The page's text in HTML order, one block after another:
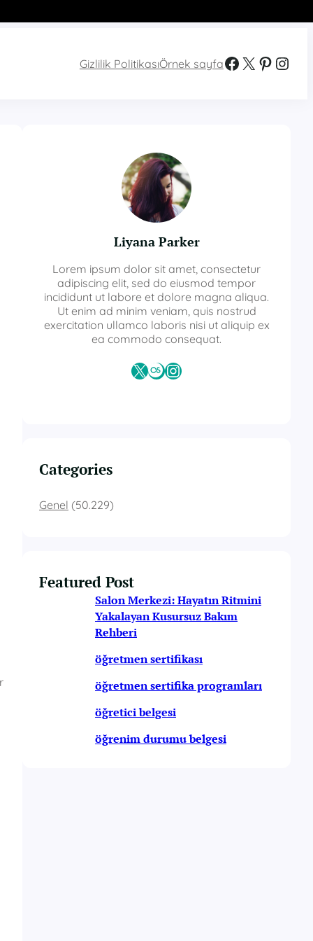
Gizlilik PolitikasıÖrnek sayfaFacebook X Pinterest Instagram
Liyana Parker
Lorem ipsum dolor sit amet, consectetur
adipiscing elit, sed do eiusmod tempor
incididunt ut labore et dolore magna aliqua.
Ut enim ad minim veniam, quis nostrud
exercitation ullamco laboris nisi ut aliquip ex
ea commodo consequat.
X Last.fmInstagram
Categories
Genel (50.229)
Featured Post
Salon Merkezi: Hayatın Ritmini
Yakalayan Kusursuz Bakım
Rehberi
öğretmen sertifikası
öğretmen sertifika programları
öğretici belgesi
öğrenim durumu belgesi